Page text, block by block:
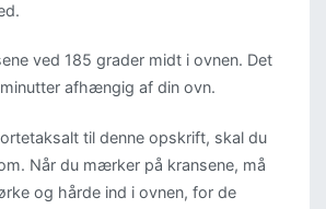
ved 185 grader midt i ovnen. Det
afhængig af din ovn.
til denne opskrift, skal du
Når du mærker på kransene, må
og hårde ind i ovnen, for de